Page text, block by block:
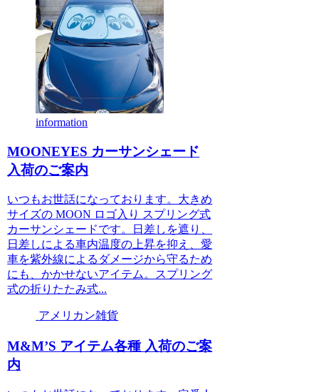
information
MOONEYES カーサンシェード
入荷のご案内
いつもお世話になっております。大きめ
サイズの MOON ロゴ入り スプリング式
カーサンシェードです。日差しを遮り、
日差しによる車内温度の上昇を抑え、愛
車を紫外線によるダメージから守るため
にも、かかせないアイテム。スプリング
式の折りたたみ式...
アメリカン雑貨
M&M’S アイテム各種 入荷のご案
内